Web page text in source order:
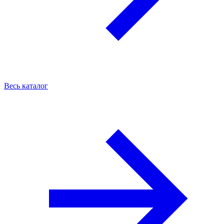
Весь каталог